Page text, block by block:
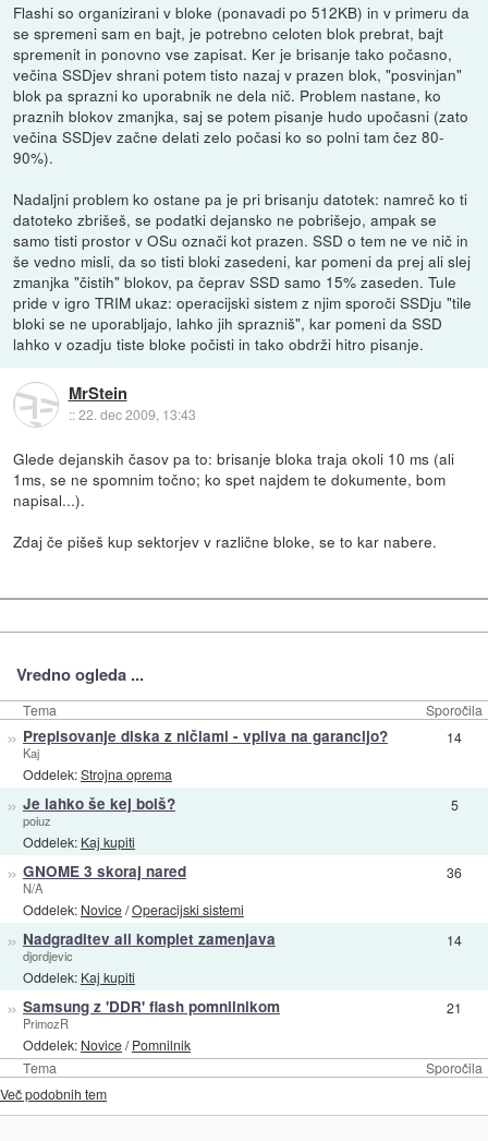
Flashi so organizirani v bloke (ponavadi po 512KB) in v primeru da
se spremeni sam en bajt, je potrebno celoten blok prebrat, bajt
spremenit in ponovno vse zapisat. Ker je brisanje tako počasno,
večina SSDjev shrani potem tisto nazaj v prazen blok, "posvinjan"
blok pa sprazni ko uporabnik ne dela nič. Problem nastane, ko
praznih blokov zmanjka, saj se potem pisanje hudo upočasni (zato
večina SSDjev začne delati zelo počasi ko so polni tam čez 80-
90%).
Nadaljni problem ko ostane pa je pri brisanju datotek: namreč ko ti
datoteko zbrišeš, se podatki dejansko ne pobrišejo, ampak se
samo tisti prostor v OSu označi kot prazen. SSD o tem ne ve nič in
še vedno misli, da so tisti bloki zasedeni, kar pomeni da prej ali slej
zmanjka "čistih" blokov, pa čeprav SSD samo 15% zaseden. Tule
pride v igro TRIM ukaz: operacijski sistem z njim sporoči SSDju "tile
bloki se ne uporabljajo, lahko jih sprazniš", kar pomeni da SSD
lahko v ozadju tiste bloke počisti in tako obdrži hitro pisanje.
MrStein
::22. dec 2009, 13:43
Glede dejanskih časov pa to: brisanje bloka traja okoli 10 ms (ali
1ms, se ne spomnim točno; ko spet najdem te dokumente, bom
napisal...).
Zdaj če pišeš kup sektorjev v različne bloke, se to kar nabere.
Vredno ogleda ...
Tema Sporočila
Tema Sporočila
» Prepisovanje diska z ničlami - vpliva na garancijo?
Kaj
Oddelek:Strojna oprema
14
» Je lahko še kej bolš?
poiuz
Oddelek: Kaj kupiti
5
» GNOME 3 skoraj nared
N/A
Oddelek: Novice/Operacijski sistemi
36
» Nadgraditev ali komplet zamenjava
djordjevic
Oddelek: Kaj kupiti
14
» Samsung z 'DDR' flash pomnilnikom
PrimozR
Oddelek: Novice/Pomnilnik
21
Več podobnih tem